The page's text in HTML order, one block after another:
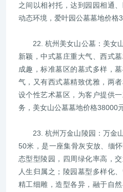
之间以相衬托，达到园园相通
动态环境，爱叶园公墓墓地价格
22. 杭州美女山公墓：美女
新颖，中式墓庄重大气、西式
成趣，标准墓区的墓式多样，
气，又有西式墓精致优雅，两
设个性艺术墓区，为客户提供
务，美女山公墓墓地价格38000
23. 杭州万金山陵园：万金
50米，是一座集骨灰安放、缅
态型型陵园，四周绿化率高，
人生归属之；陵园墓型多样化
精工细雕，造型各异，融于自